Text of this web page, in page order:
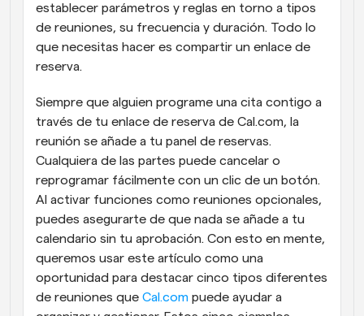
establecer parámetros y reglas en torno a tipos
de reuniones, su frecuencia y duración. Todo lo
que necesitas hacer es compartir un enlace de
reserva.
Siempre que alguien programe una cita contigo a
través de tu enlace de reserva de Cal.com, la
reunión se añade a tu panel de reservas.
Cualquiera de las partes puede cancelar o
reprogramar fácilmente con un clic de un botón.
Al activar funciones como reuniones opcionales,
puedes asegurarte de que nada se añade a tu
calendario sin tu aprobación. Con esto en mente,
queremos usar este artículo como una
oportunidad para destacar cinco tipos diferentes
de reuniones que Cal.com puede ayudar a